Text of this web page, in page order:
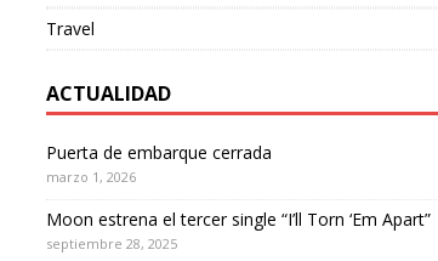
Travel
ACTUALIDAD
Puerta de embarque cerrada
marzo 1, 2026
Moon estrena el tercer single “I’ll Torn ‘Em Apart”
septiembre 28, 2025